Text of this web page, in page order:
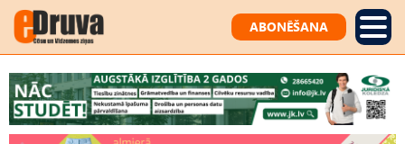
ABONĒŠANA